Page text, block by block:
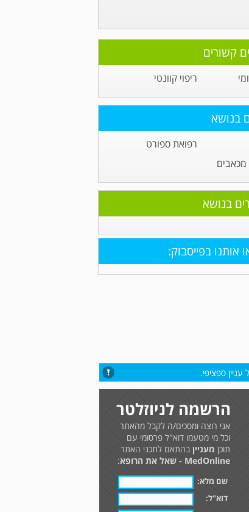
קשורים
ריפוי קוונטי
בנושא
רפואת ספורט
מכאבים
בנושא
אותנו בפייסבוק:
ספציפי.
הרשמה לניוזלטר
אני רוצה ומסכים/ה לקבל מהאתר
וכל מי מטעמו דוא"ל פרסומי עם
תוכן מענייןבהתאם לתכני האתר
MedOnline - שאל את הרופא
:
שם מלא:
דוא"ל: